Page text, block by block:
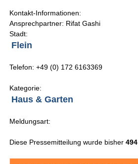
Kontakt-Informationen:
Ansprechpartner: Rifat Gashi
Stadt:
Flein
Telefon: +49 (0) 172 6163369
Kategorie:
Haus & Garten
Meldungsart:
Diese Pressemitteilung wurde bisher494